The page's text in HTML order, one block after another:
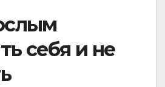
себя и не